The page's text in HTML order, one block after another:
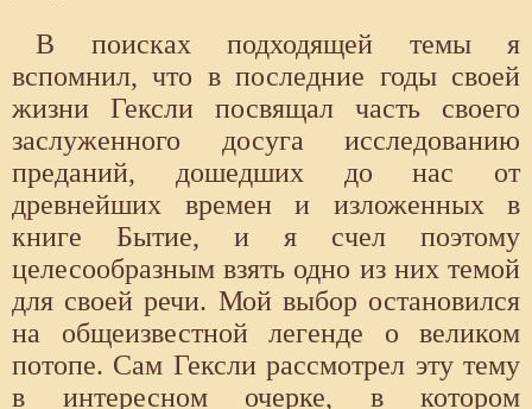
В поисках подходящей темы я
вспомнил, что в последние годы своей
жизни Гексли посвящал часть своего
заслуженного досуга исследованию
преданий, дошедших до нас от
древнейших времен и изложенных в
книге Бытие, и я счел поэтому
целесообразным взять одно из них темой
для своей речи. Мой выбор остановился
на общеизвестной легенде о великом
потопе. Сам Гексли рассмотрел эту тему
в интересном очерке, в котором